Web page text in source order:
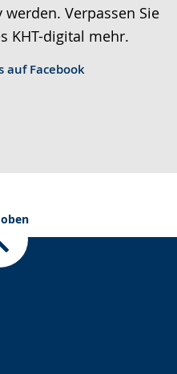
Verpassen Sie
KHT-digital mehr.
auf Facebook